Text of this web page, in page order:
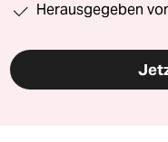
Herausgegeben